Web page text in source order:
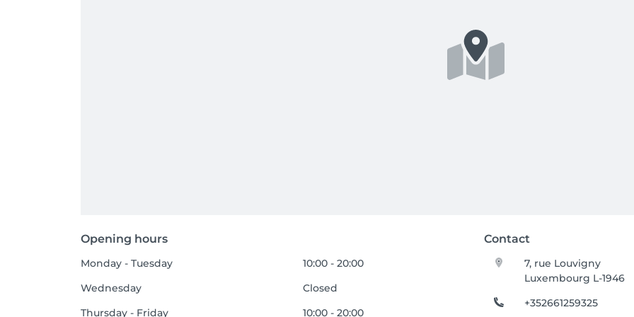
Opening hours Contact
Monday - Tuesday
10:00 - 20:00
Wednesday
Closed
Thursday - Friday
10:00 - 20:00
7, rue Louvigny
Luxembourg L-1946
+352661259325